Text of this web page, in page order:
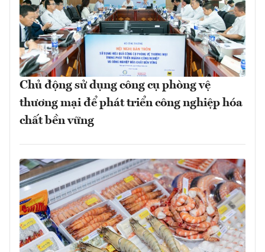
Chủ động sử dụng công cụ phòng vệ
thương mại để phát triển công nghiệp hóa
chất bền vững